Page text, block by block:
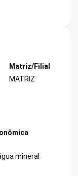
Matriz/Filial
MATRIZ
mineral